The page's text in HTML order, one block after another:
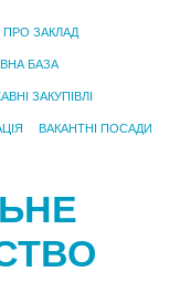
ПРО ЗАКЛАД
БАЗА
ЗАКУПІВЛІ
ВАКАНТНІ ПОСАДИ